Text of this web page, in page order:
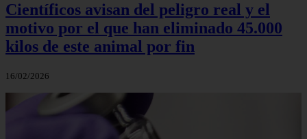
Científicos avisan del peligro real y el
motivo por el que han eliminado 45.000
kilos de este animal por fin
16/02/2026